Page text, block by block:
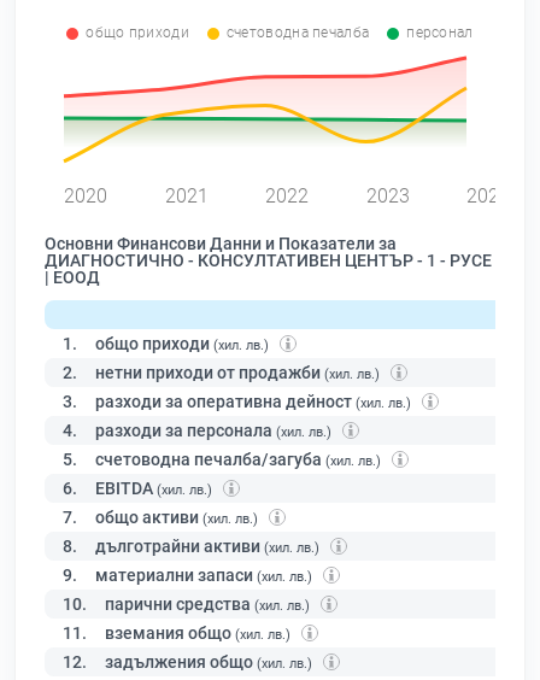
общо приходи счетоводна печалба персонал
2020 2021 2022 2023 2024
Основни Финансови Данни и Показатели за
ДИАГНОСТИЧНО - КОНСУЛТАТИВЕН ЦЕНТЪР - 1 - РУСЕ
| ЕООД
1. общо приходи (хил. лв.)
2. нетни приходи от продажби (хил. лв.)
3. разходи за оперативна дейност (хил. лв.)
4. разходи за персонала (хил. лв.)
5. счетоводна печалба/загуба (хил. лв.)
6. EBITDA (хил. лв.)
7. общо активи (хил. лв.)
8. дълготрайни активи (хил. лв.)
9. материални запаси (хил. лв.)
10. парични средства (хил. лв.)
11. вземания общо (хил. лв.)
12. задължения общо (хил. лв.)